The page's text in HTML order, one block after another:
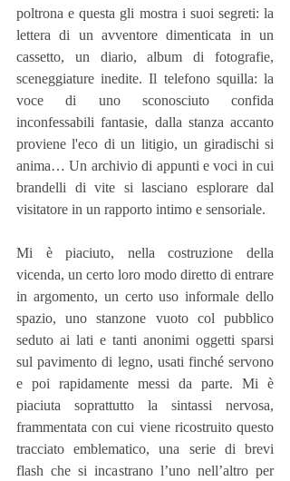
poltrona e questa gli mostra i suoi segreti: la
lettera di un avventore dimenticata in un
cassetto, un diario, album di fotografie,
sceneggiature inedite. Il telefono squilla: la
voce di uno sconosciuto confida
inconfessabili fantasie, dalla stanza accanto
proviene l'eco di un litigio, un giradischi si
anima… Un archivio di appunti e voci in cui
brandelli di vite si lasciano esplorare dal
visitatore in un rapporto intimo e sensoriale.
Mi è piaciuto, nella costruzione della
vicenda, un certo loro modo diretto di entrare
in argomento, un certo uso informale dello
spazio, uno stanzone vuoto col pubblico
seduto ai lati e tanti anonimi oggetti sparsi
sul pavimento di legno, usati finché servono
e poi rapidamente messi da parte. Mi è
piaciuta soprattutto la sintassi nervosa,
frammentata con cui viene ricostruito questo
tracciato emblematico, una serie di brevi
flash che si incastrano l’uno nell’altro per